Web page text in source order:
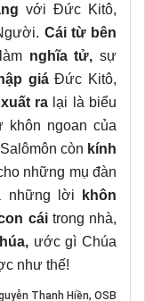
với Đức Kitô,
Cái từ bên
nghĩa tử, sự
giáĐức Kitô,
xuất ra lại là biểu
khôn ngoan của
còn kính
những mụ đàn
những lời
khôn
cáitrong nhà,
ước gì Chúa
như thế!
Thanh Hiền, OSB